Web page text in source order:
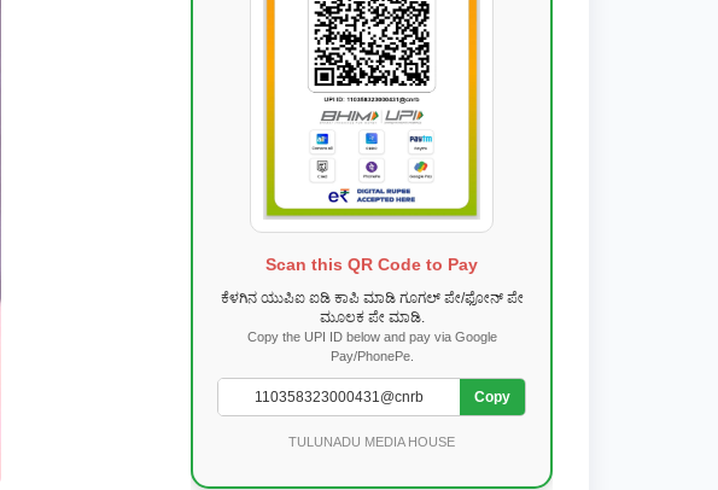
Scan this QR Code to Pay
ಕೆಳಗಿನ ಯುಪಿಐ ಐಡಿ ಕಾಪಿ ಮಾಡಿ ಗೂಗಲ್ ಪೇ/ಫೋನ್ ಪೇ
ಮೂಲಕ ಪೇ ಮಾಡಿ.
Copy the UPI ID below and pay via Google
Pay/PhonePe.
Copy
TULUNADU MEDIA HOUSE